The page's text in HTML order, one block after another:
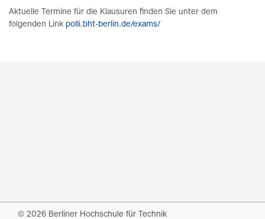
Aktuelle Termine für die Klausuren finden Sie unter dem
folgenden Link polli.bht-berlin.de/exams/
© 2026 Berliner Hochschule für Technik